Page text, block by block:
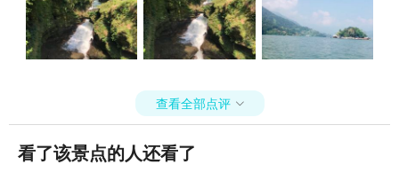
查看全部点评 
看了该景点的人还看了